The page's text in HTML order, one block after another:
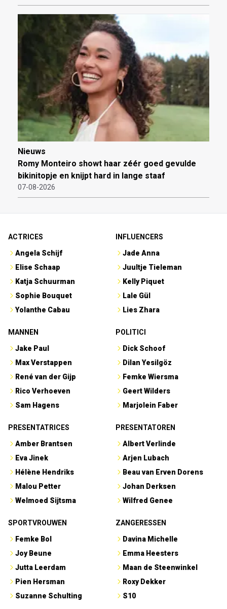
Nieuws
Romy Monteiro showt haar zéér goed gevulde
bikinitopje en knijpt hard in lange staaf
07-08-2026
ACTRICES
Angela Schijf
Elise Schaap
Katja Schuurman
Sophie Bouquet
Yolanthe Cabau
INFLUENCERS
Jade Anna
Juultje Tieleman
Kelly Piquet
Lale Gül
Lies Zhara
MANNEN
Jake Paul
Max Verstappen
René van der Gijp
Rico Verhoeven
Sam Hagens
POLITICI
Dick Schoof
Dilan Yesilgöz
Femke Wiersma
Geert Wilders
Marjolein Faber
PRESENTATRICES
Amber Brantsen
Eva Jinek
Hélène Hendriks
Malou Petter
Welmoed Sijtsma
PRESENTATOREN
Albert Verlinde
Arjen Lubach
Beau van Erven Dorens
Johan Derksen
Wilfred Genee
SPORTVROUWEN
Femke Bol
Joy Beune
Jutta Leerdam
Pien Hersman
Suzanne Schulting
ZANGERESSEN
Davina Michelle
Emma Heesters
Maan de Steenwinkel
Roxy Dekker
S10